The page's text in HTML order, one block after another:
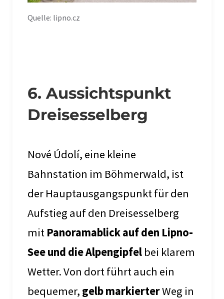
Quelle: lipno.cz
6. Aussichtspunkt
Dreisesselberg
Nové Údolí, eine kleine
Bahnstation im Böhmerwald, ist
der Hauptausgangspunkt für den
Aufstieg auf den Dreisesselberg
mit Panoramablick auf den Lipno-
See und die Alpengipfel bei klarem
Wetter. Von dort führt auch ein
bequemer, gelb markierterWeg in